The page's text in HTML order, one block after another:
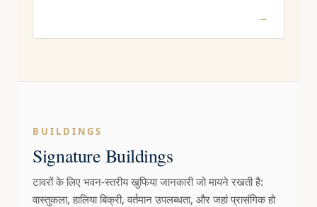
→
BUILDINGS
Signature Buildings
टावरों के लिए भवन-स्तरीय खुफिया जानकारी जो मायने रखती है:
वास्तुकला, हालिया बिक्री, वर्तमान उपलब्धता, और जहां प्रासंगिक हो